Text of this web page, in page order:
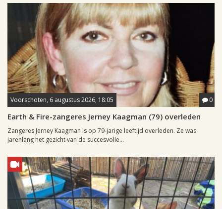
Voorschoten, 6 augustus 2026, 18:05 0
Earth & Fire-zangeres Jerney Kaagman (79) overleden
Zangeres Jerney Kaagman is op 79-jarige leeftijd overleden. Ze was
jarenlang het gezicht van de succesvolle...